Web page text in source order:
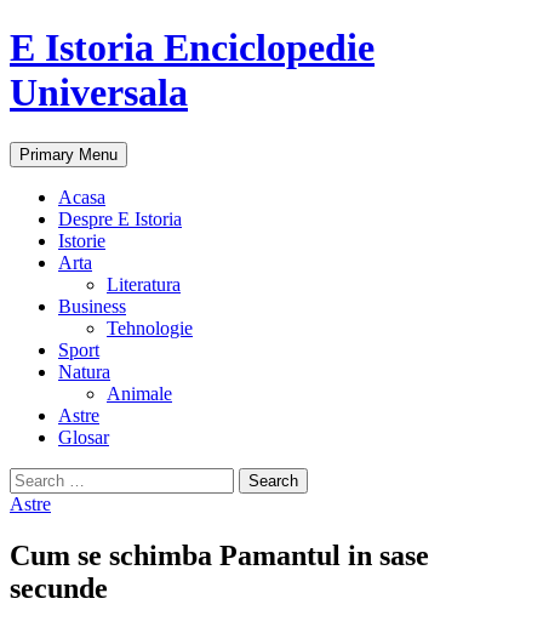
E Istoria Enciclopedie
Universala
Search
Primary Menu Skip
to
Acasa
Despre E Istoria
Istorie
Arta
Literatura
Business
Tehnologie
Sport
Natura
Animale
Astre
Glosar
Search
for:
Astre
Cum se schimba Pamantul in sase
secunde